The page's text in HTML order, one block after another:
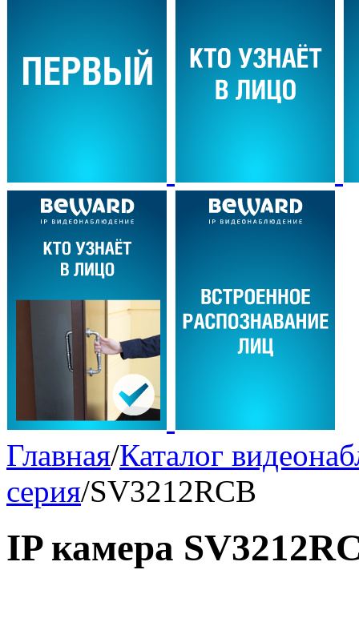
Главная/Каталог
серия/SV3212RCB
IP камера